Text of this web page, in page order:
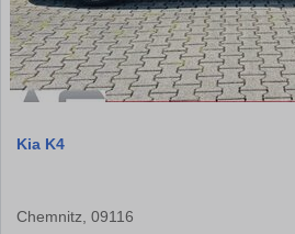
Kia K4
Chemnitz, 09116